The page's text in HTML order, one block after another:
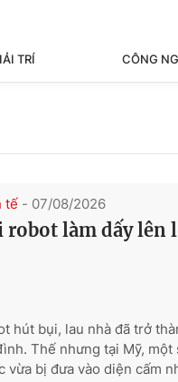
TRÍ CÔNG
tế - 07/08/2026
robot làm dấy lên
hút bụi, lau nhà đã trở
Thế nhưng tại Mỹ,
vừa bị đưa vào diện cấm